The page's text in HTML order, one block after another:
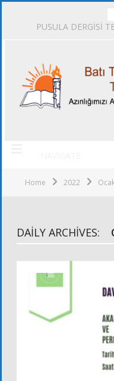
PUSULA DERGİSİ
Home 2022
DAILY ARCHIVES: